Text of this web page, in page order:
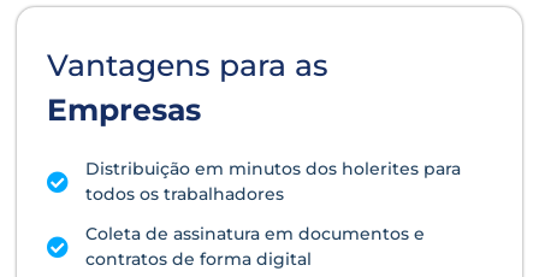
Vantagens para as
Empresas
Distribuição em minutos dos holerites para
todos os trabalhadores
Coleta de assinatura em documentos e
contratos de forma digital